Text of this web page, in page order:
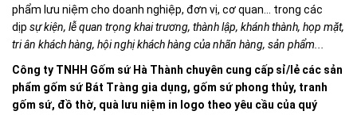
phẩm lưu niệm cho doanh nghiệp, đơn vị, cơ quan... trong các
dịp sự kiện, lễ quan trọng khai trương, thành lập, khánh thành, họp mặt,
tri ân khách hàng, hội nghị khách hàng của nhãn hàng, sản phẩm...
Công ty TNHH Gốm sứ Hà Thành chuyên cung cấp sỉ/lẻ các sản
phẩm gốm sứ Bát Tràng gia dụng, gốm sứ phong thủy, tranh
gốm sứ, đồ thờ, quà lưu niệm in logo theo yêu cầu của quý